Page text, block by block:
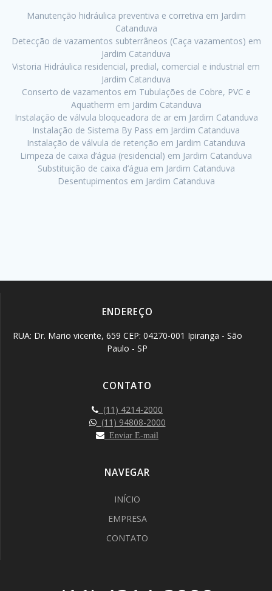
Manutenção hidráulica preventiva e corretiva em Jardim
Catanduva
Detecção de vazamentos subterrâneos (Caça vazamentos) em
Jardim Catanduva
Vistoria Hidráulica residencial, predial, comercial e industrial em
Jardim Catanduva
Conserto de vazamentos em Tubulações de Cobre, PVC e
Aquatherm em Jardim Catanduva
Instalação de válvula bloqueadora de ar em Jardim Catanduva
Instalação de Sistema By Pass em Jardim Catanduva
Instalação de válvula de retenção em Jardim Catanduva
Limpeza de caixa d’água (residencial) em Jardim Catanduva
Substituição de caixa d’água em Jardim Catanduva
Desentupimentos em Jardim Catanduva
ENDEREÇO
RUA: Dr. Mario vicente, 659 CEP: 04270-001 Ipiranga - São
Paulo - SP
CONTATO
(11) 4214-2000
(11) 94808-2000
Enviar E-mail
NAVEGAR
INÍCIO
EMPRESA
CONTATO